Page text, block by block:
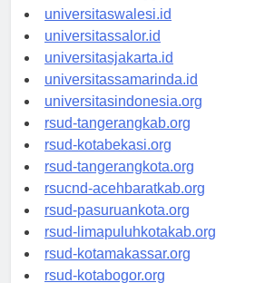
universitaswanggar.id
universitaswalesi.id
universitassalor.id
universitasjakarta.id
universitassamarinda.id
universitasindonesia.org
rsud-tangerangkab.org
rsud-kotabekasi.org
rsud-tangerangkota.org
rsucnd-acehbaratkab.org
rsud-pasuruankota.org
rsud-limapuluhkotakab.org
rsud-kotamakassar.org